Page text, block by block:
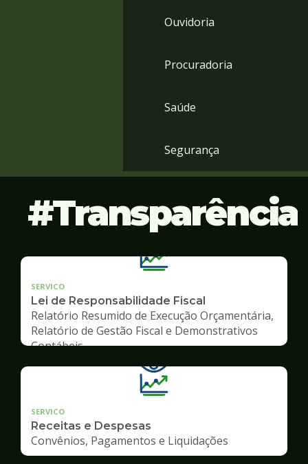
Ouvidoria
Procuradoria
Saúde
Segurança
Transparência
SERVICO
Lei de Responsabilidade Fiscal
Relatório Resumido de Execução Orçamentária,
Relatório de Gestão Fiscal e Demonstrativos
Contábeis
SERVICO
Receitas e Despesas
Convênios, Pagamentos e Liquidações